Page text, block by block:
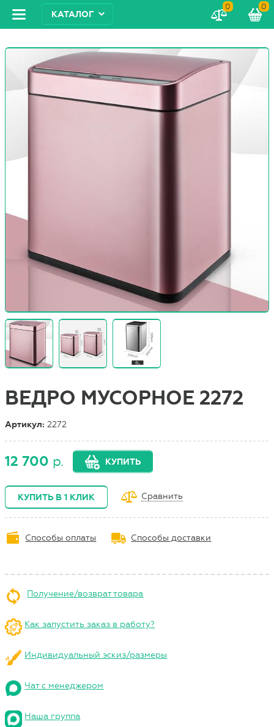
КАТАЛОГ
0 0
ВЕДРО МУСОРНОЕ 2272
Артикул:2272
12 700 р. КУПИТЬ
КУПИТЬ В 1 КЛИК Сравнить
Способы оплаты Способы доставки
Получение/возврат товара
Как запустить заказ в работу?
Индивидуальный эскиз/размеры
Чат с менеджером
Наша группа